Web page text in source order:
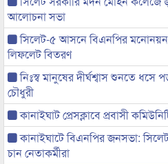
আলোচনা সভা
সিলেট-৫ আসনে বিএনপির মনোনয়ন
লিফলেট বিতরণ
নিঃস্ব মানুষের দীর্ঘশ্বাস শুনতে ধসে
চৌধুরী
কানাইঘাট প্রেসক্লাবে প্রবাসী
কানাইঘাটে বিএনপির জনসভা:
চান নেতাকর্মীরা